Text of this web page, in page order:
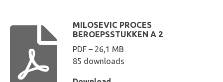
MILOSEVIC PROCES
BEROEPSSTUKKEN A 2
PDF – 26,1 MB
85 downloads